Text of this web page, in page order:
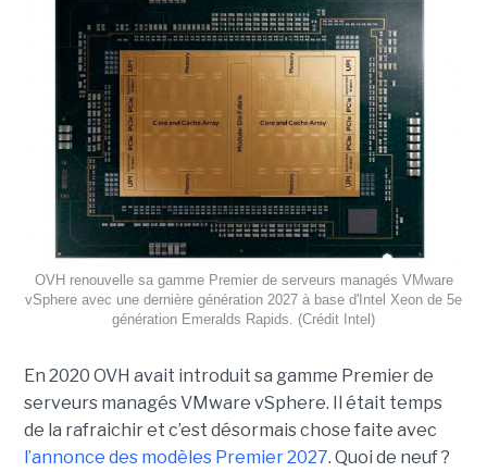
OVH renouvelle sa gamme Premier de serveurs managés VMware
vSphere avec une dernière génération 2027 à base d'Intel Xeon de 5e
génération Emeralds Rapids. (Crédit Intel)
En 2020 OVH avait introduit sa gamme Premier de
serveurs managés VMware vSphere. Il était temps
de la rafraichir et c’est désormais chose faite avec
l’annonce des modèles Premier 2027. Quoi de neuf ?